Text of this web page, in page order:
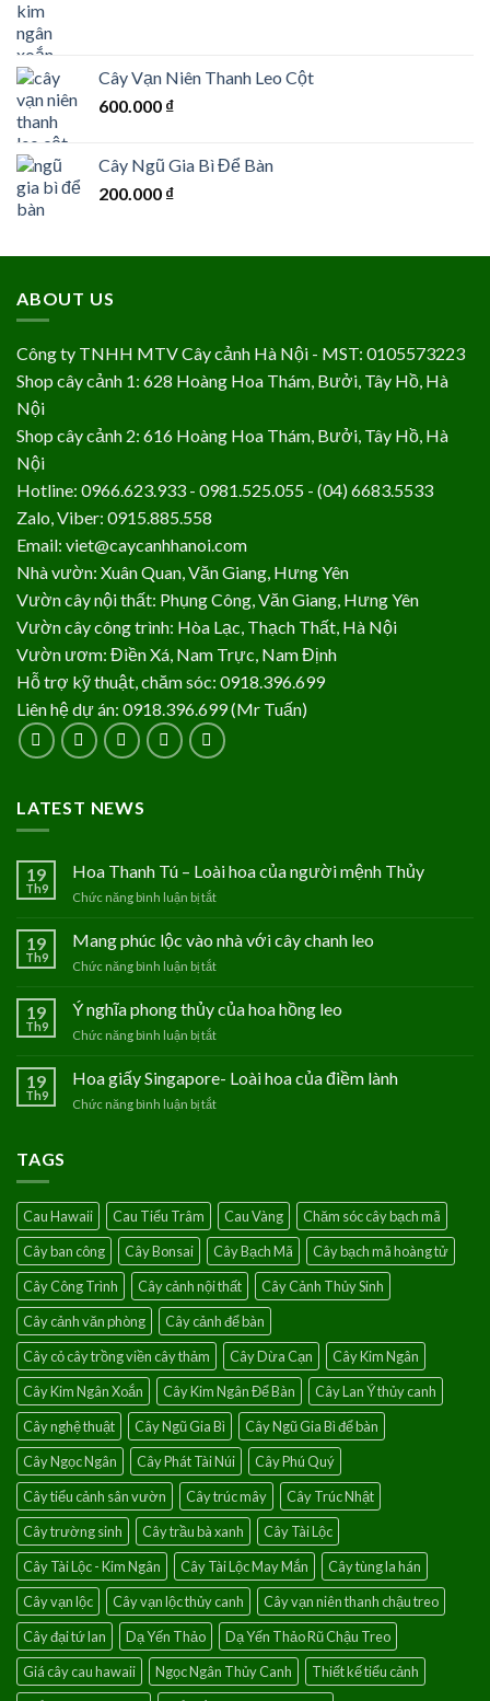
Cây Vạn Niên Thanh Leo Cột
600.000 ₫
Cây Ngũ Gia Bì Để Bàn
200.000 ₫
ABOUT US
Công ty TNHH MTV Cây cảnh Hà Nội - MST: 0105573223
Shop cây cảnh 1: 628 Hoàng Hoa Thám, Bưởi, Tây Hồ, Hà
Nội
Shop cây cảnh 2: 616 Hoàng Hoa Thám, Bưởi, Tây Hồ, Hà
Nội
Hotline: 0966.623.933 - 0981.525.055 - (04) 6683.5533
Zalo, Viber: 0915.885.558
Email: viet@caycanhhanoi.com
Nhà vườn: Xuân Quan, Văn Giang, Hưng Yên
Vườn cây nội thất: Phụng Công, Văn Giang, Hưng Yên
Vườn cây công trình: Hòa Lạc, Thạch Thất, Hà Nội
Vườn ươm: Điền Xá, Nam Trực, Nam Định
Hỗ trợ kỹ thuật, chăm sóc: 0918.396.699
Liên hệ dự án: 0918.396.699 (Mr Tuấn)
LATEST NEWS
19
Th9
Hoa Thanh Tú – Loài hoa của người mệnh Thủy
Chức năng bình luận bị tắt
Thanh
hoa
Thủy
19
Th9
Mang phúc lộc vào nhà với cây chanh leo
Chức năng bình luận bị tắt
phúc
với
19
Th9
Ý nghĩa phong thủy của hoa hồng leo
Chức năng bình luận bị tắt
nghĩa
19
Th9
Hoa giấy Singapore- Loài hoa của điềm lành
Chức năng bình luận bị tắt
của
điềm
lành
TAGS
Cau Hawaii Cau Tiểu Trâm Cau Vàng
Chăm sóc cây bạch mã
Cây ban công
Cây Bonsai Cây Bạch Mã
Cây bạch mã hoàng tử
Cây Công Trình
Cây cảnh nội thất
Cây Cảnh Thủy Sinh
Cây cảnh văn phòng
Cây cảnh để bàn
Cây cỏ cây trồng viền cây thảm
Cây Dừa Cạn
Cây Kim Ngân
Cây Kim Ngân Xoắn
Cây Kim Ngân Để Bàn
Cây Lan Ý thủy canh
Cây nghệ thuật
Cây Ngũ Gia Bì
Cây Ngũ Gia Bì để bàn
Cây Ngọc Ngân
Cây Phát Tài Núi
Cây Phú Quý
Cây tiểu cảnh sân vườn
Cây trúc mây
Cây Trúc Nhật
Cây trường sinh
Cây trầu bà xanh
Cây Tài Lộc
Cây Tài Lộc - Kim Ngân
Cây Tài Lộc May Mắn
Cây tùng la hán
Cây vạn lộc
Cây vạn lộc thủy canh
Cây vạn niên thanh chậu treo
Cây đại tứ lan
Dạ Yến Thảo
Dạ Yến Thảo Rũ Chậu Treo
Giá cây cau hawaii
Ngọc Ngân Thủy Canh
Thiết kế tiểu cảnh